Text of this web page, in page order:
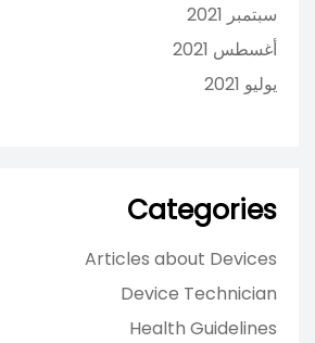
سبتمبر 2021
أغسطس 2021
يوليو 2021
Categories
Articles about Devices
Device Technician
Health Guidelines